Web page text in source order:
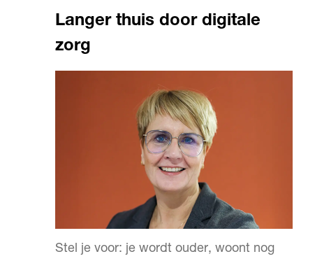
Langer thuis door digitale
zorg
Stel je voor: je wordt ouder, woont nog